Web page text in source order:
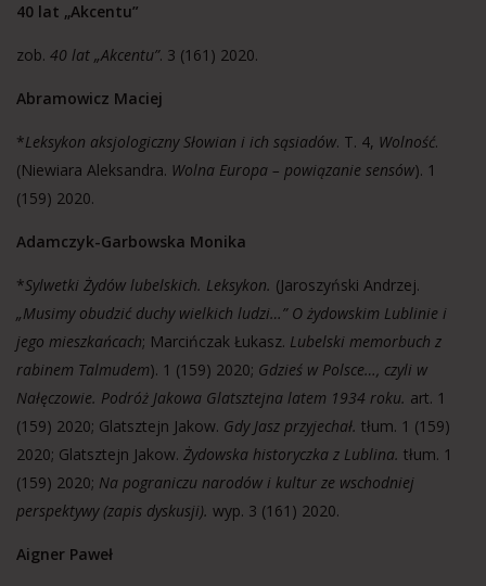
40 lat „Akcentu”
zob. 40 lat „Akcentu”. 3 (161) 2020.
Abramowicz Maciej
*Leksykon aksjologiczny Słowian i ich sąsiadów. T. 4, Wolność.
(Niewiara Aleksandra. Wolna Europa – powiązanie sensów). 1
(159) 2020.
Adamczyk-Garbowska Monika
*Sylwetki Żydów lubelskich. Leksykon. (Jaroszyński Andrzej.
„Musimy obudzić duchy wielkich ludzi…” O żydowskim Lublinie i
jego mieszkańcach; Marcińczak Łukasz. Lubelski memorbuch z
rabinem Talmudem). 1 (159) 2020; Gdzieś w Polsce…, czyli w
Nałęczowie. Podróż Jakowa Glatsztejna latem 1934 roku. art. 1
(159) 2020; Glatsztejn Jakow. Gdy Jasz przyjechał. tłum. 1 (159)
2020; Glatsztejn Jakow. Żydowska historyczka z Lublina. tłum. 1
(159) 2020; Na pograniczu narodów i kultur ze wschodniej
perspektywy (zapis dyskusji). wyp. 3 (161) 2020.
Aigner Paweł